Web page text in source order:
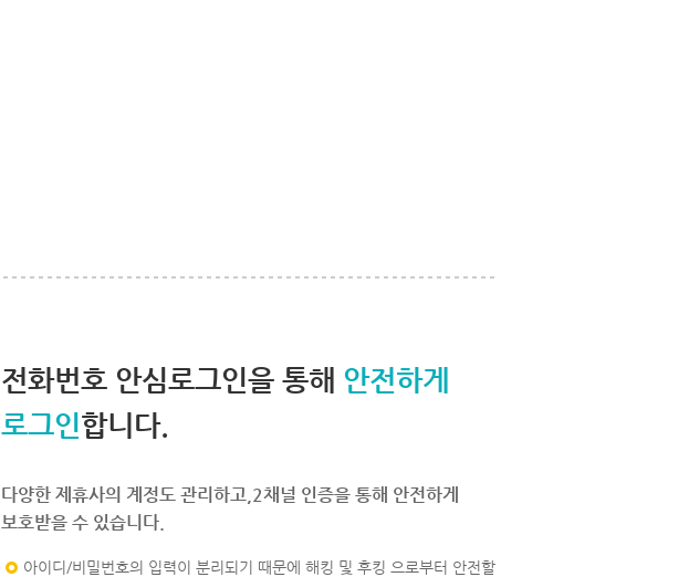
전화번호 안심로그인을 통해 안전하게
로그인합니다.
다양한 제휴사의 계정도 관리하고,2채널 인증을 통해 안전하게
보호받을 수 있습니다.
아이디/비밀번호의 입력이 분리되기 때문에 해킹 및 후킹 으로부터 안전할